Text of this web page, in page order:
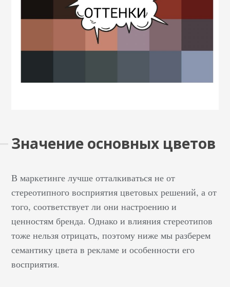
Значение основных цветов
В маркетинге лучше отталкиваться не от
стереотипного восприятия цветовых решений, а от
того, соответствует ли они настроению и
ценностям бренда. Однако и влияния стереотипов
тоже нельзя отрицать, поэтому ниже мы разберем
семантику цвета в рекламе и особенности его
восприятия.